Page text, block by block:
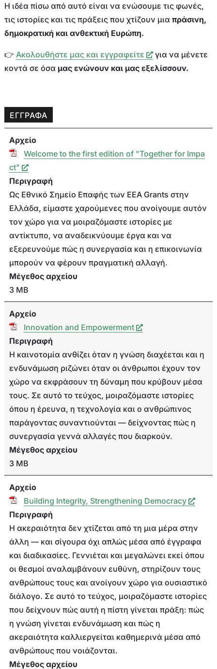
Η ιδέα πίσω από αυτό είναι να ενώσουμε τις φωνές,
τις ιστορίες και τις πράξεις που χτίζουν μια πράσινη,
δημοκρατική και ανθεκτική Ευρώπη.
👉 Ακολουθήστε μας και εγγραφείτε
για να μένετε
κοντά σε όσα μας ενώνουν και μας εξελίσσουν.
ΕΓΓΡΑΦΑ
Αρχείο
Welcome to the first edition of "Together for Impa
ct"
Περιγραφή
Ως Εθνικό Σημείο Επαφής των EEA Grants στην
Ελλάδα, είμαστε χαρούμενες που ανοίγουμε αυτόν
τον χώρο για να μοιραζόμαστε ιστορίες με
αντίκτυπο, να αναδεικνύουμε έργα και να
εξερευνούμε πώς η συνεργασία και η επικοινωνία
μπορούν να φέρουν πραγματική αλλαγή.
Μέγεθος αρχείου
3 MB
Αρχείο
Innovation and Empowerment
Περιγραφή
Η καινοτομία ανθίζει όταν η γνώση διαχέεται και η
ενδυνάμωση ριζώνει όταν οι άνθρωποι έχουν τον
χώρο να εκφράσουν τη δύναμη που κρύβουν μέσα
τους. Σε αυτό το τεύχος, μοιραζόμαστε ιστορίες
όπου η έρευνα, η τεχνολογία και ο ανθρώπινος
παράγοντας συναντιούνται — δείχνοντας πώς η
συνεργασία γεννά αλλαγές που διαρκούν.
Μέγεθος αρχείου
3 MB
Αρχείο
Building Integrity, Strengthening Democracy
Περιγραφή
Η ακεραιότητα δεν χτίζεται από τη μια μέρα στην
άλλη — και σίγουρα όχι απλώς μέσα από έγγραφα
και διαδικασίες. Γεννιέται και μεγαλώνει εκεί όπου
οι θεσμοί αναλαμβάνουν ευθύνη, στηρίζουν τους
ανθρώπους τους και ανοίγουν χώρο για ουσιαστικό
διάλογο. Σε αυτό το τεύχος, μοιραζόμαστε ιστορίες
που δείχνουν πώς αυτή η πίστη γίνεται πράξη: πώς
η γνώση γίνεται ενδυνάμωση και πώς η
ακεραιότητα καλλιεργείται καθημερινά μέσα από
ανθρώπους που νοιάζονται.
Μέγεθος αρχείου